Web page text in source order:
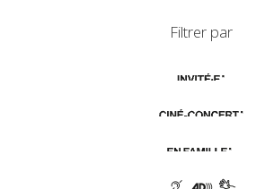
Filtrer par